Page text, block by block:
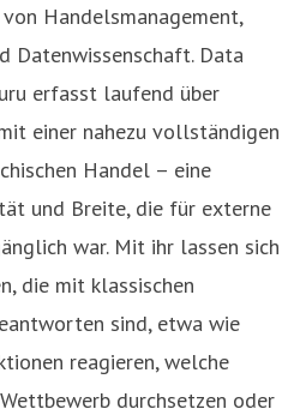
Handelsmanagement,
Datenwissenschaft. Data
erfasst laufend über
einer nahezu vollständigen
Handel – eine
und Breite, die für externe
war. Mit ihr lassen sich
die mit klassischen
sind, etwa wie
reagieren, welche
durchsetzen oder